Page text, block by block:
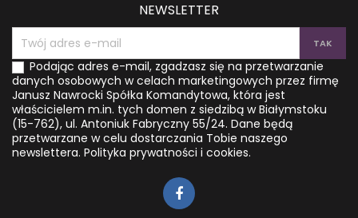
NEWSLETTER
Podając adres e-mail, zgadzasz się na przetwarzanie
danych osobowych w celach marketingowych przez firmę
Janusz Nawrocki Spółka Komandytowa, która jest
właścicielem m.in. tych domen z siedzibą w Białymstoku
(15-762), ul. Antoniuk Fabryczny 55/24. Dane będą
przetwarzane w celu dostarczania Tobie naszego
newslettera. Polityka prywatności i cookies.